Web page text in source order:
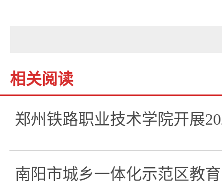
相关阅读
郑州铁路职业技术学院开展
南阳市城乡一体化示范区教